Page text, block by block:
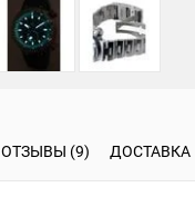
ОТЗЫВЫ (9) ДОСТАВКА